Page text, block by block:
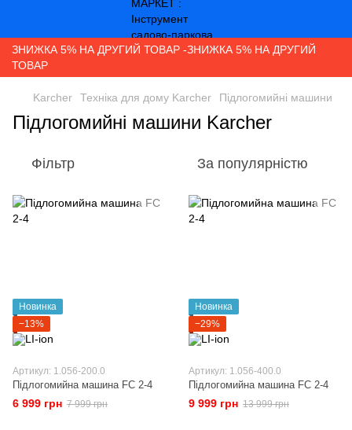
ЗНИЖКА 5% НА ДРУГИЙ ТОВАР -ЗНИЖКА 5% НА ДРУГИЙ
ТОВАР
Karcher Техніка для дому Karcher Підлогомийні машини
Підлогомийні машини Karcher
Фільтр За популярністю
Новинка
−13%
Артикул: 1.056-200.0
Підлогомийна машина FC 2-4
6 999 грн 7 999 грн
Новинка
−29%
Артикул: 1.056-400.0
Підлогомийна машина FC 2-4
9 999 грн 13 999 грн